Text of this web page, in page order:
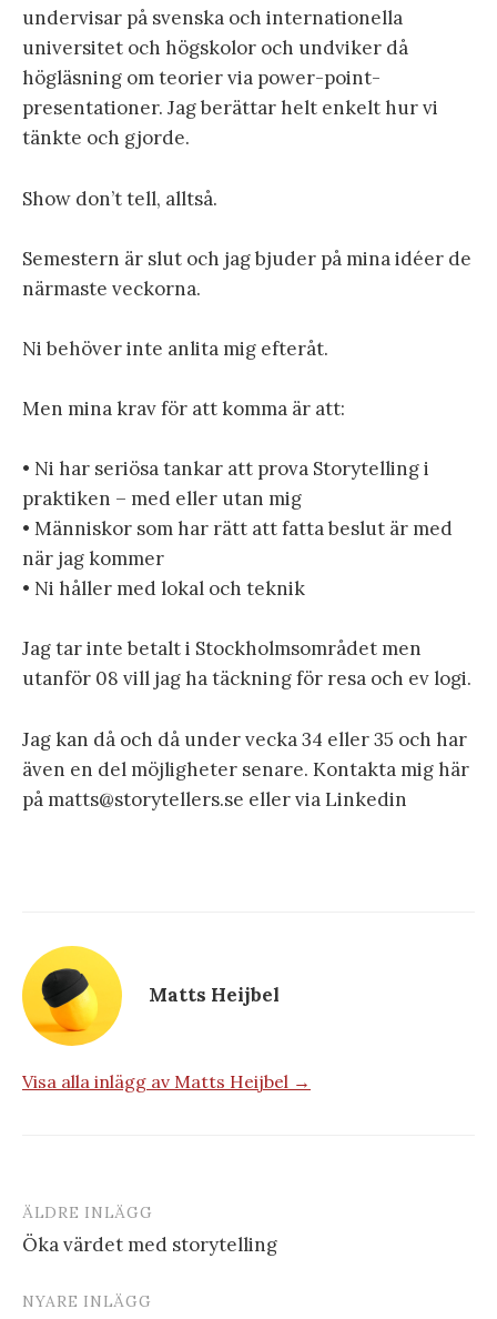
undervisar på svenska och internationella
universitet och högskolor och undviker då
högläsning om teorier via power-point-
presentationer. Jag berättar helt enkelt hur vi
tänkte och gjorde.
Show don’t tell, alltså.
Semestern är slut och jag bjuder på mina idéer de
närmaste veckorna.
Ni behöver inte anlita mig efteråt.
Men mina krav för att komma är att:
• Ni har seriösa tankar att prova Storytelling i
praktiken – med eller utan mig
• Människor som har rätt att fatta beslut är med
när jag kommer
• Ni håller med lokal och teknik
Jag tar inte betalt i Stockholmsområdet men
utanför 08 vill jag ha täckning för resa och ev logi.
Jag kan då och då under vecka 34 eller 35 och har
även en del möjligheter senare. Kontakta mig här
på matts@storytellers.se eller via Linkedin
Matts Heijbel
Visa alla inlägg av Matts Heijbel →
Inläggsnavigering
ÄLDRE INLÄGG
Öka värdet med storytelling
NYARE INLÄGG